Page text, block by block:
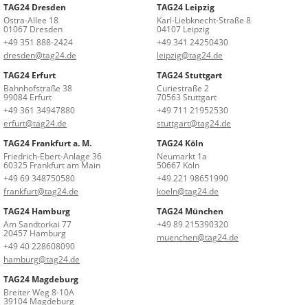
TAG24 Dresden
Ostra-Allee 18
01067 Dresden
+49 351 888-2424
dresden@tag24.de
TAG24 Leipzig
Karl-Liebknecht-Straße 8
04107 Leipzig
+49 341 24250430
leipzig@tag24.de
TAG24 Erfurt
Bahnhofstraße 38
99084 Erfurt
+49 361 34947880
erfurt@tag24.de
TAG24 Stuttgart
Curiestraße 2
70563 Stuttgart
+49 711 21952530
stuttgart@tag24.de
TAG24 Frankfurt a. M.
Friedrich-Ebert-Anlage 36
60325 Frankfurt am Main
+49 69 348750580
frankfurt@tag24.de
TAG24 Köln
Neumarkt 1a
50667 Köln
+49 221 98651990
koeln@tag24.de
TAG24 Hamburg
Am Sandtorkai 77
20457 Hamburg
+49 40 228608090
hamburg@tag24.de
TAG24 München
+49 89 215390320
muenchen@tag24.de
TAG24 Magdeburg
Breiter Weg 8-10A
39104 Magdeburg